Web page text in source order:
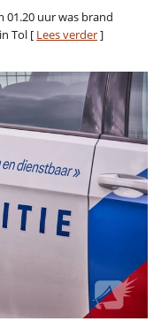
01.20 uur was brand
Tol [ Lees verder]